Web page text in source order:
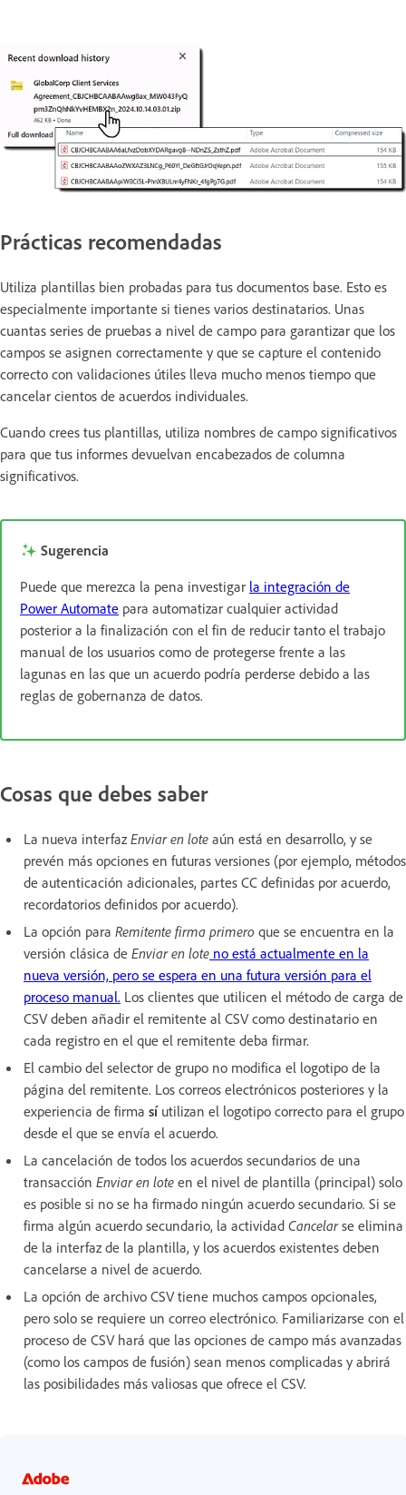
Prácticas recomendadas
Utiliza plantillas bien probadas para tus documentos base. Esto es
especialmente importante si tienes varios destinatarios. Unas
cuantas series de pruebas a nivel de campo para garantizar que los
campos se asignen correctamente y que se capture el contenido
correcto con validaciones útiles lleva mucho menos tiempo que
cancelar cientos de acuerdos individuales.
Cuando crees tus plantillas, utiliza nombres de campo significativos
para que tus informes devuelvan encabezados de columna
significativos.
Sugerencia
Puede que merezca la pena investigar la integración de
Power Automate para automatizar cualquier actividad
posterior a la finalización con el fin de reducir tanto el trabajo
manual de los usuarios como de protegerse frente a las
lagunas en las que un acuerdo podría perderse debido a las
reglas de gobernanza de datos.
Cosas que debes saber
La nueva interfaz Enviar en lote aún está en desarrollo, y se
prevén más opciones en futuras versiones (por ejemplo, métodos
de autenticación adicionales, partes CC definidas por acuerdo,
recordatorios definidos por acuerdo).
La opción para Remitente firma primero que se encuentra en la
versión clásica de Enviar en lote no está actualmente en la
nueva versión, pero se espera en una futura versión para el
proceso manual. Los clientes que utilicen el método de carga de
CSV deben añadir el remitente al CSV como destinatario en
cada registro en el que el remitente deba firmar.
El cambio del selector de grupo no modifica el logotipo de la
página del remitente. Los correos electrónicos posteriores y la
experiencia de firma sí utilizan el logotipo correcto para el grupo
desde el que se envía el acuerdo.
La cancelación de todos los acuerdos secundarios de una
transacción Enviar en lote en el nivel de plantilla (principal) solo
es posible si no se ha firmado ningún acuerdo secundario. Si se
firma algún acuerdo secundario, la actividad Cancelarse elimina
de la interfaz de la plantilla, y los acuerdos existentes deben
cancelarse a nivel de acuerdo.
La opción de archivo CSV tiene muchos campos opcionales,
pero solo se requiere un correo electrónico. Familiarizarse con el
proceso de CSV hará que las opciones de campo más avanzadas
(como los campos de fusión) sean menos complicadas y abrirá
las posibilidades más valiosas que ofrece el CSV.